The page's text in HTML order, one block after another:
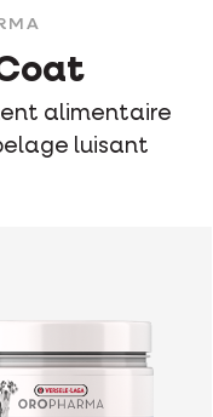
alimentaire
luisant